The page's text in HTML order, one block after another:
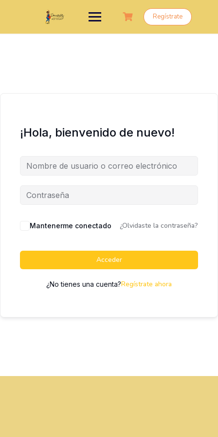
Regístrate
¡Hola, bienvenido de nuevo!
Mantenerme conectado ¿Olvidaste la contraseña?
Acceder
¿No tienes una cuenta?Regístrate ahora